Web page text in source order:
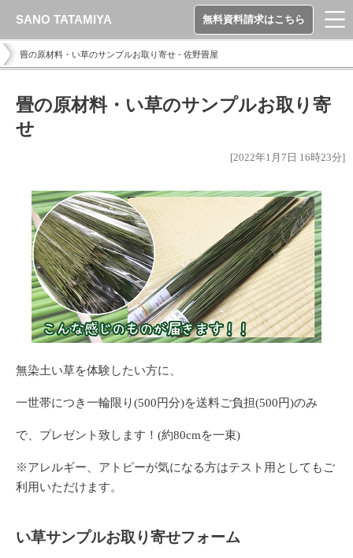
畳の原材料・い草のサンプルお取り寄せ - 佐野畳屋
畳の原材料・い草のサンプルお取り寄
せ
[2022年1月7日 16時23分]
無染土い草を体験したい方に、
一世帯につき一輪限り(500円分)を送料ご負担(500円)のみ
で、プレゼント致します！(約80cmを一束)
※アレルギー、アトピーが気になる方はテスト用としてもご
利用いただけます。
い草サンプルお取り寄せフォーム
SANO TATAMIYA 無料資料請求はこちら